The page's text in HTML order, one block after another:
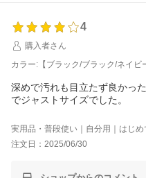
なお、個別での対応が必要なお
いただきますので、どうぞご安
精進してまいります。
またのご来店を心よりお待ちし
4
購入者さん
カラー:【ブラック/ブラック/ネイビ
深めで汚れも目立たず良かっ
でジャストサイズでした。
実用品・普段使い｜自分用｜はじめ
注文日：2025/06/30